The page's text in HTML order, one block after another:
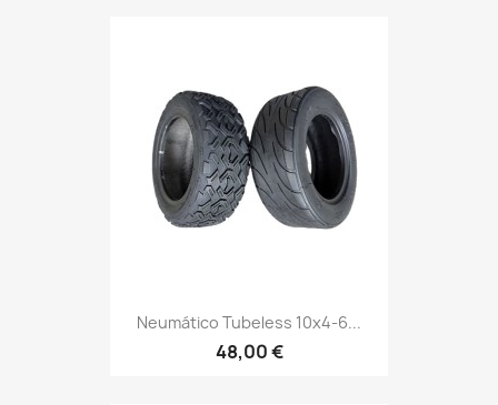
Neumático Tubeless 10x4-6...
48,00 €